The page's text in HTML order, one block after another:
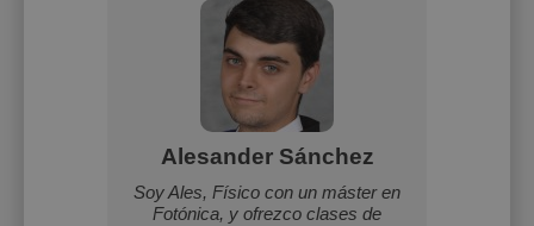
Alesander Sánchez
Soy Ales, Físico con un máster en
Fotónica, y ofrezco clases de